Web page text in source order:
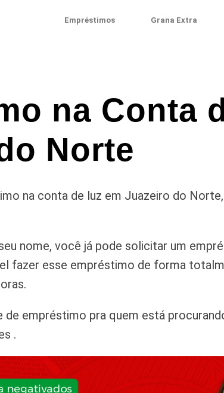
Empréstimos Grana Extra
na Conta
Norte
na conta de luz em Juazeiro do
nome, você já pode solicitar um
fazer esse empréstimo de forma
de empréstimo pra quem está
.